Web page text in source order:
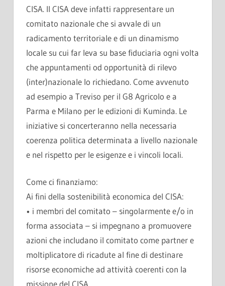
CISA. Il CISA deve infatti rappresentare un
comitato nazionale che si avvale di un
radicamento territoriale e di un dinamismo
locale su cui far leva su base fiduciaria ogni volta
che appuntamenti od opportunità di rilevo
(inter)nazionale lo richiedano. Come avvenuto
ad esempio a Treviso per il G8 Agricolo e a
Parma e Milano per le edizioni di Kuminda. Le
iniziative si concerteranno nella necessaria
coerenza politica determinata a livello nazionale
e nel rispetto per le esigenze e i vincoli locali.
Come ci finanziamo:
Ai fini della sostenibilità economica del CISA:
• i membri del comitato – singolarmente e/o in
forma associata – si impegnano a promuovere
azioni che includano il comitato come partner e
moltiplicatore di ricadute al fine di destinare
risorse economiche ad attività coerenti con la
missione del CISA.